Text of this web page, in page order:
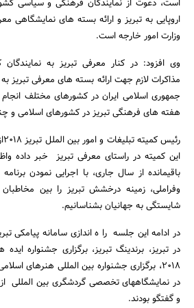
است، دعوت از نمایندگان فرهنگی و سیاسی
اروپایی به تبریز و ارائه بسته های نمایشگاهی
وزارت امور خارجه است.
وی افزود: در کنار معرفی تبریز به
مذاکرات لازم جهت ارائه بسته های معرفی تبریز
جمهوری اسلامی ایران در کشورهای مختلف
هفته های فرهنگی تبریز در کشورهای اسلامی و
این کمیته در راستای معرفی تبریز خبر داده
باقیمانده از سال جاری، با اجرایی نمودن
وفراملی، زمینه درخشش تبریز را بین مخاطبان
شایستگی به جهانیان بشناسانیم.
در تبریز، برندینگ تبریز، برگزاری جشنواره
2018، برگزاری جشنواره بین المللی هنرهای
در نمایشگاههای تخصصی گردشگری بین المللی
و گفتگو بودند.